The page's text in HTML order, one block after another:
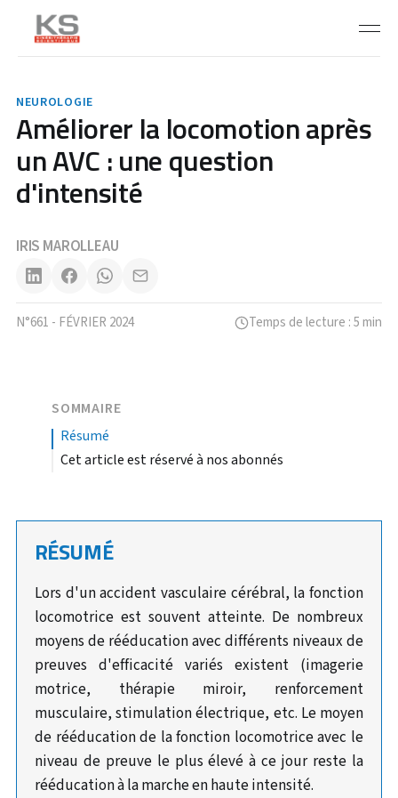
NEUROLOGIE
Améliorer la locomotion après
un AVC : une question
d'intensité
IRIS MAROLLEAU
N°661 - FÉVRIER 2024 Temps de lecture : 5 min
SOMMAIRE
résumé
Cet article est réservé à nos abonnés
RÉSUMÉ
Lors d'un accident vasculaire cérébral, la fonction
locomotrice est souvent atteinte. De nombreux
moyens de rééducation avec différents niveaux de
preuves d'efficacité variés existent (imagerie
motrice, thérapie miroir, renforcement
musculaire, stimulation électrique, etc. Le moyen
de rééducation de la fonction locomotrice avec le
niveau de preuve le plus élevé à ce jour reste la
rééducation à la marche en haute intensité.